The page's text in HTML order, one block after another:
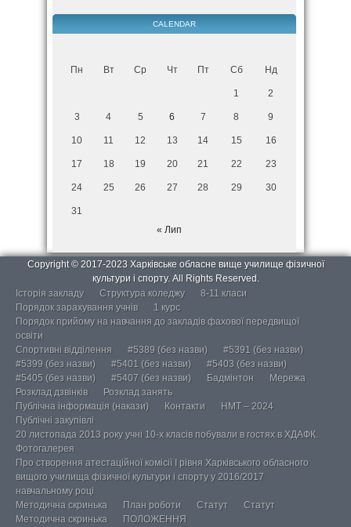
CALENDAR
Пн Вт Ср Чт Пт Сб Нд
1 2
3 4 5 6 7 8 9
10 11 12 13 14 15 16
17 18 19 20 21 22 23
24 25 26 27 28 29 30
31
« Лип
Copyright © 2017-2023 Харківське обласне вище училище фізичної
культури і спорту. All Rights Reserved.
Історія закладу
Структура коледжу
8-11 класи
Порядок зарахування учнів
1 курс
Порядок прийому на навчання до закладів фахової передвищої
освіти
Спортивні відділення
#5389 (без назви)
#5391 (без назви)
#5399 (без назви)
#5401 (без назви)
#5403 (без назви)
#5405 (без назви)
#5407 (без назви) Бадмінтон
Мережа
Розклад дзвінків
Розклад занять
Публічна інформація (накази)
Контакти
НМТ – 2024
Публічні закупівлі
20 листопада 2013 року учні 10-х класів побували в гостях в ХДАФК.
Фотогалерея
Про створення атестаційної комісії І рівня Харківського обласного
вищого училища фізичної культури і спорту у 2016/2017
навчальному році
Методична скринька
План роботи Статут
Статут
Методична скринька
ПОЛОЖЕННЯ